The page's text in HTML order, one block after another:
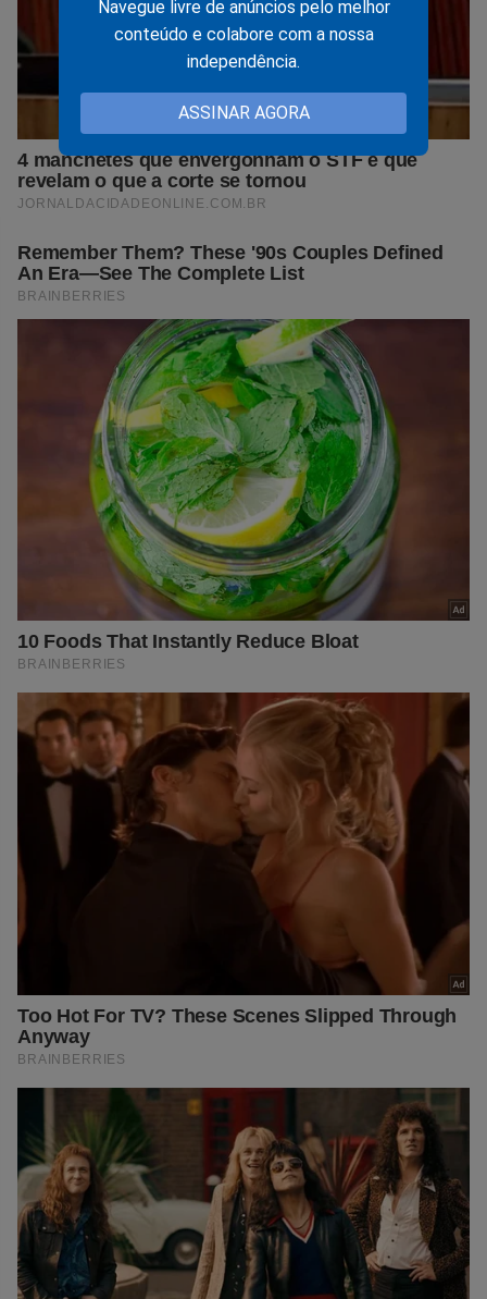
Navegue livre de anúncios pelo melhor
conteúdo e colabore com a nossa
independência.
ASSINAR AGORA